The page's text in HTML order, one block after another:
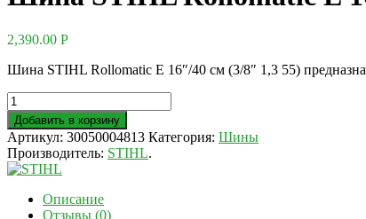
2,390.00 Р
Шина STIHL Rollomatic E 16″/40 см (3/8″ 1,3 55)
Добавить в корзину
Артикул: 30050004813 Категория: Шины
Производитель: STIHL.
Описание
Отзывы (0)